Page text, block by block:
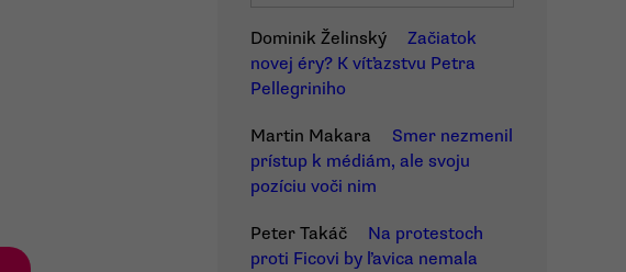
Dominik Želinský
Začiatok
novej éry? K víťazstvu Petra
Pellegriniho
Martin Makara
Smer nezmenil
prístup k médiám, ale svoju
pozíciu voči nim
Peter Takáč
Na protestoch
proti Ficovi by ľavica nemala